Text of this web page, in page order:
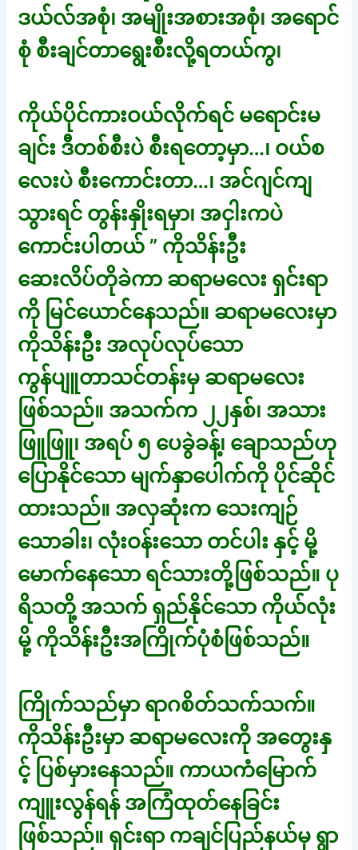
ဒယ်လ်အစုံ၊ အမျိုးအစားအစုံ၊ အရောင်
စုံ စီးချင်တာရွေးစီးလို့ရတယ်ကွ၊
ကိုယ်ပိုင်ကားဝယ်လိုက်ရင် မရောင်းမ
ချင်း ဒီတစ်စီးပဲ စီးရတော့မှာ…၊ ဝယ်စ
လေးပဲ စီးကောင်းတာ…၊ အင်ဂျင်ကျ
သွားရင် တွန်းနှိုးရမှာ၊ အငှါးကပဲ
ကောင်းပါတယ် ” ကိုသိန်းဦး
ဆေးလိပ်တိုခဲကာ ဆရာမလေး ရှင်းရာ
ကို မြင်ယောင်နေသည်။ ဆရာမလေးမှာ
ကိုသိန်းဦး အလုပ်လုပ်သော
ကွန်ပျူတာသင်တန်းမှ ဆရာမလေး
ဖြစ်သည်။ အသက်က ၂၂နှစ်၊ အသား
ဖြူဖြူ၊ အရပ် ၅ ပေခွဲခန့်၊ ချောသည်ဟု
ပြောနိုင်သော မျက်နှာပေါက်ကို ပိုင်ဆိုင်
ထားသည်။ အလှဆုံးက သေးကျဉ်
သောခါး၊ လုံးဝန်းသော တင်ပါး နှင့် မို့
မောက်နေသော ရင်သားတို့ဖြစ်သည်။ ပု
ရိသတို့ အသက် ရှည်နိုင်သော ကိုယ်လုံး
မို့ ကိုသိန်းဦးအကြိုက်ပုံစံဖြစ်သည်။
ကြိုက်သည်မှာ ရာဂစိတ်သက်သက်။
ကိုသိန်းဦးမှာ ဆရာမလေးကို အတွေးနှ
င့် ပြစ်မှားနေသည်။ ကာယကံမြောက်
ကျူးလွန်ရန် အကြံထုတ်နေခြင်း
ဖြစ်သည်။ ရှင်းရာ ကချင်ပြည်နယ်မှ ရွာ